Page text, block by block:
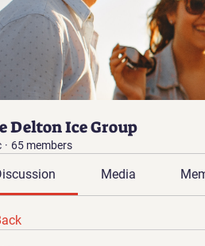
Delton Ice Group
· 65 members
Media